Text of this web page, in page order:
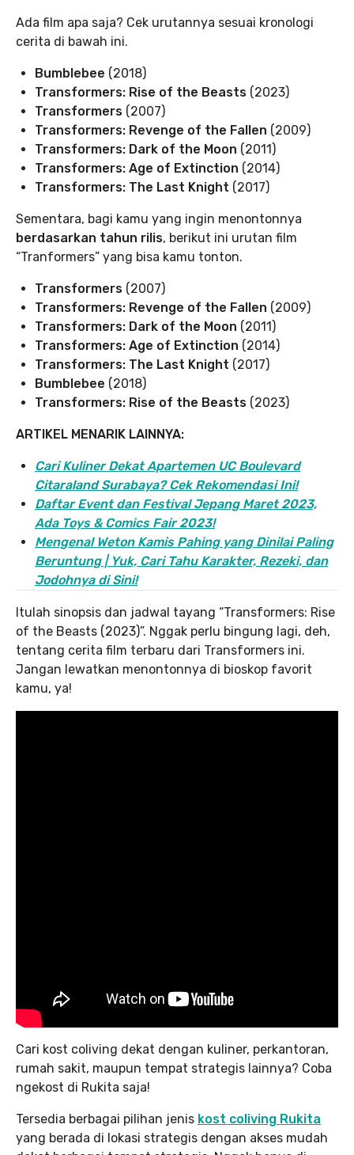
Ada film apa saja? Cek urutannya sesuai kronologi
cerita di bawah ini.
Bumblebee (2018)
Transformers: Rise of the Beasts (2023)
Transformers (2007)
Transformers: Revenge of the Fallen (2009)
Transformers: Dark of the Moon (2011)
Transformers: Age of Extinction (2014)
Transformers: The Last Knight (2017)
Sementara, bagi kamu yang ingin menontonnya
berdasarkan tahun rilis, berikut ini urutan film
“Tranformers” yang bisa kamu tonton.
Transformers (2007)
Transformers: Revenge of the Fallen (2009)
Transformers: Dark of the Moon (2011)
Transformers: Age of Extinction (2014)
Transformers: The Last Knight (2017)
Bumblebee (2018)
Transformers: Rise of the Beasts (2023)
ARTIKEL MENARIK LAINNYA:
Cari Kuliner Dekat Apartemen UC Boulevard
Citaraland Surabaya? Cek Rekomendasi Ini!
Daftar Event dan Festival Jepang Maret 2023,
Ada Toys & Comics Fair 2023!
Mengenal Weton Kamis Pahing yang Dinilai Paling
Beruntung | Yuk, Cari Tahu Karakter, Rezeki, dan
Jodohnya di Sini!
Itulah sinopsis dan jadwal tayang “Transformers: Rise
of the Beasts (2023)”. Nggak perlu bingung lagi, deh,
tentang cerita film terbaru dari Transformers ini.
Jangan lewatkan menontonnya di bioskop favorit
kamu, ya!
Cari kost coliving dekat dengan kuliner, perkantoran,
rumah sakit, maupun tempat strategis lainnya? Coba
ngekost di Rukita saja!
Tersedia berbagai pilihan jenis kost coliving Rukita
yang berada di lokasi strategis dengan akses mudah